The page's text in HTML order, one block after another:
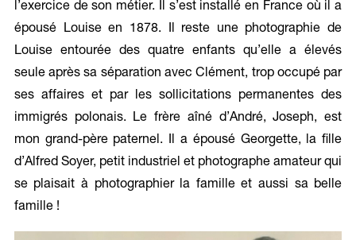
l’exercice de son métier. Il s’est installé en France où il a
épousé Louise en 1878. Il reste une photographie de
Louise entourée des quatre enfants qu’elle a élevés
seule après sa séparation avec Clément, trop occupé par
ses affaires et par les sollicitations permanentes des
immigrés polonais. Le frère aîné d’André, Joseph, est
mon grand-père paternel. Il a épousé Georgette, la fille
d’Alfred Soyer, petit industriel et photographe amateur qui
se plaisait à photographier la famille et aussi sa belle
famille !